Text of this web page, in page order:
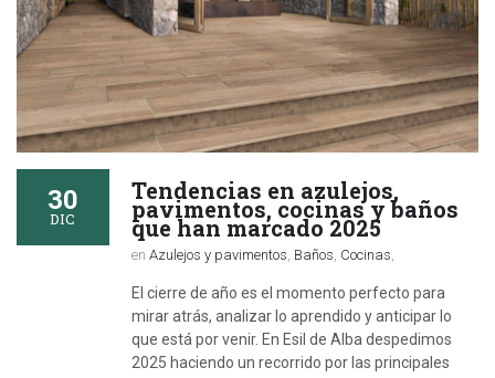
30
DIC
Tendencias en azulejos,
pavimentos, cocinas y baños
que han marcado 2025
en Azulejos y pavimentos Baños Cocinas
El cierre de año es el momento perfecto para
mirar atrás, analizar lo aprendido y anticipar lo
que está por venir. En Esil de Alba despedimos
2025 haciendo un recorrido por las principales